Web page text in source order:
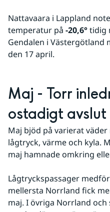
Nattavaara i Lappland
temperatur på -20,6° tidig
Gendalen i Västergötland
den 17 april.
Maj - Torr
ostadigt avslut
Maj bjöd på varierat
lågtryck, värme och kyla.
maj hamnade omkring
Lågtryckspassager
mellersta Norrland fick
maj. I övriga Norrland